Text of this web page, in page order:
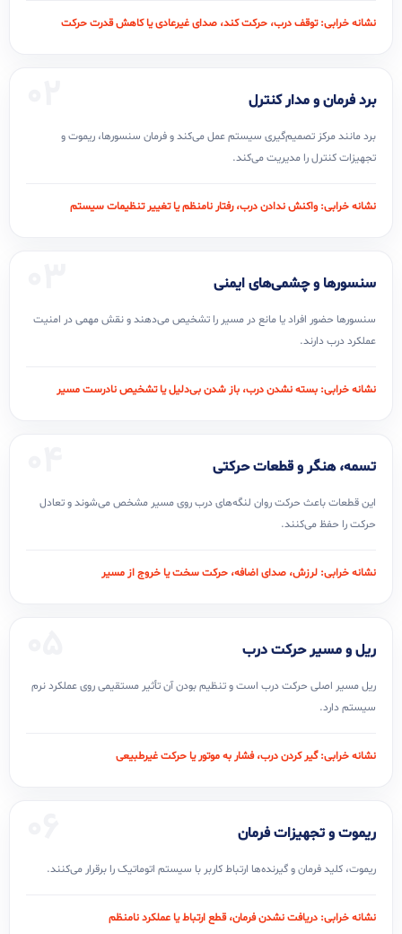
نشانه خرابی: توقف درب، حرکت کند، صدای غیرعادی یا کاهش قدرت حرکت
برد فرمان و مدار کنترل
برد مانند مرکز تصمیم‌گیری سیستم عمل می‌کند و فرمان سنسورها، ریموت و
تجهیزات کنترل را مدیریت می‌کند.
نشانه خرابی: واکنش ندادن درب، رفتار نامنظم یا تغییر تنظیمات سیستم
سنسورها و چشمی‌های ایمنی
سنسورها حضور افراد یا مانع در مسیر را تشخیص می‌دهند و نقش مهمی در امنیت
عملکرد درب دارند.
نشانه خرابی: بسته نشدن درب، باز شدن بی‌دلیل یا تشخیص نادرست مسیر
تسمه، هنگر و قطعات حرکتی
این قطعات باعث حرکت روان لنگه‌های درب روی مسیر مشخص می‌شوند و تعادل
حرکت را حفظ می‌کنند.
نشانه خرابی: لرزش، صدای اضافه، حرکت سخت یا خروج از مسیر
ریل و مسیر حرکت درب
ریل مسیر اصلی حرکت درب است و تنظیم بودن آن تأثیر مستقیمی روی عملکرد نرم
سیستم دارد.
نشانه خرابی: گیر کردن درب، فشار به موتور یا حرکت غیرطبیعی
ریموت و تجهیزات فرمان
ریموت، کلید فرمان و گیرنده‌ها ارتباط کاربر با سیستم اتوماتیک را برقرار می‌کنند.
نشانه خرابی: دریافت نشدن فرمان، قطع ارتباط یا عملکرد نامنظم